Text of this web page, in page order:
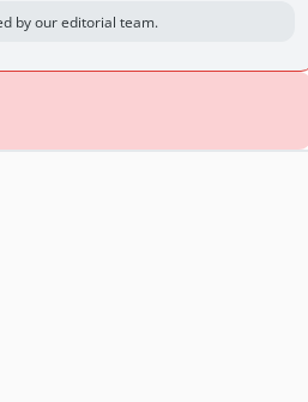
by our editorial team.